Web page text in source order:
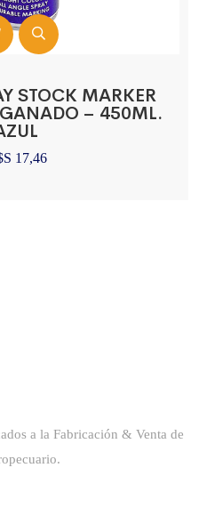
STOCK MARKER
GANADO – 450ML.
17,46
a la Fabricación & Venta de